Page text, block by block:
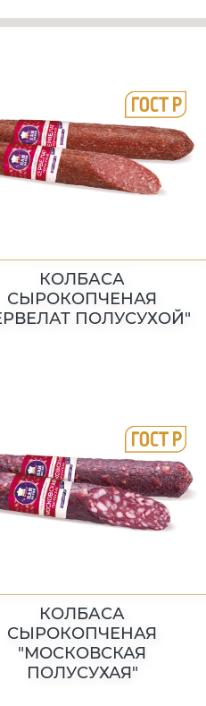
КОЛБАСА
СЫРОКОПЧЕНАЯ
ПОЛУСУХОЙ"
КОЛБАСА
СЫРОКОПЧЕНАЯ
"МОСКОВСКАЯ
ПОЛУСУХАЯ"